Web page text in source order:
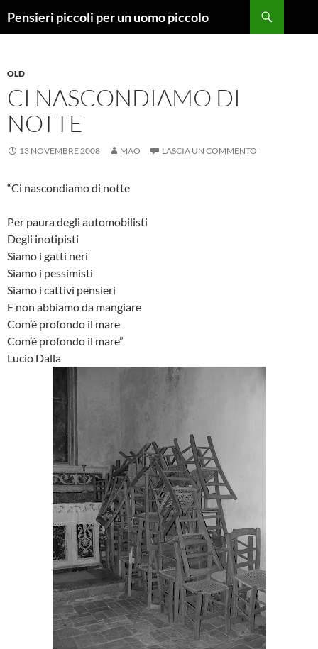
Pensieri piccoli per un uomo piccolo
OLD
CI NASCONDIAMO DI
NOTTE
13 NOVEMBRE 2008 MAO LASCIA UN COMMENTO
“Ci nascondiamo di notte
Per paura degli automobilisti
Degli inotipisti
Siamo i gatti neri
Siamo i pessimisti
Siamo i cattivi pensieri
E non abbiamo da mangiare
Com’è profondo il mare
Com’è profondo il mare”
Lucio Dalla